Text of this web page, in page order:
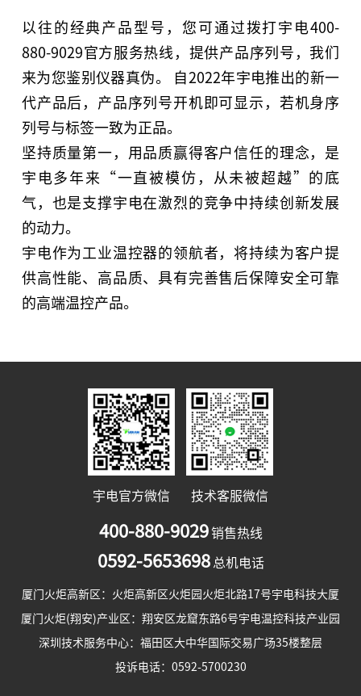
以往的经典产品型号，您可通过拨打宇电400-
880-9029官方服务热线，提供产品序列号，我们
来为您鉴别仪器真伪。 自2022年宇电推出的新一
代产品后，产品序列号开机即可显示，若机身序
列号与标签一致为正品。
坚持质量第一，用品质赢得客户信任的理念，是
宇电多年来“一直被模仿，从未被超越”的底
气，也是支撑宇电在激烈的竞争中持续创新发展
的动力。
宇电作为工业温控器的领航者，将持续为客户提
供高性能、高品质、具有完善售后保障安全可靠
的高端温控产品。
宇电官方微信 技术客服微信
400-880-9029 销售热线
0592-5653698 总机电话
厦门火炬高新区：火炬高新区火炬园火炬北路17号宇电科技大厦
厦门火炬(翔安)产业区：翔安区龙窟东路6号宇电温控科技产业园
深圳技术服务中心：福田区大中华国际交易广场35楼整层
投诉电话：0592-5700230